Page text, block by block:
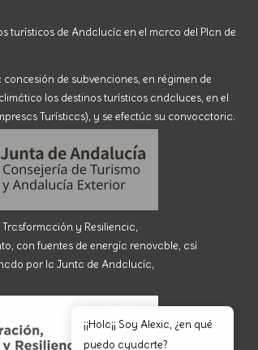
turísticos de Andalucía en el marco del Plan de
de subvenciones, en régimen de
los destinos turísticos andaluces, en el
Turísticas), y se efectúa su convocatoria.
y Resiliencia,
con fuentes de energía renovable, así
por la Junta de Andalucía,
¡¡Hola¡¡ Soy Alexia, ¿en qué
puedo ayudarte?